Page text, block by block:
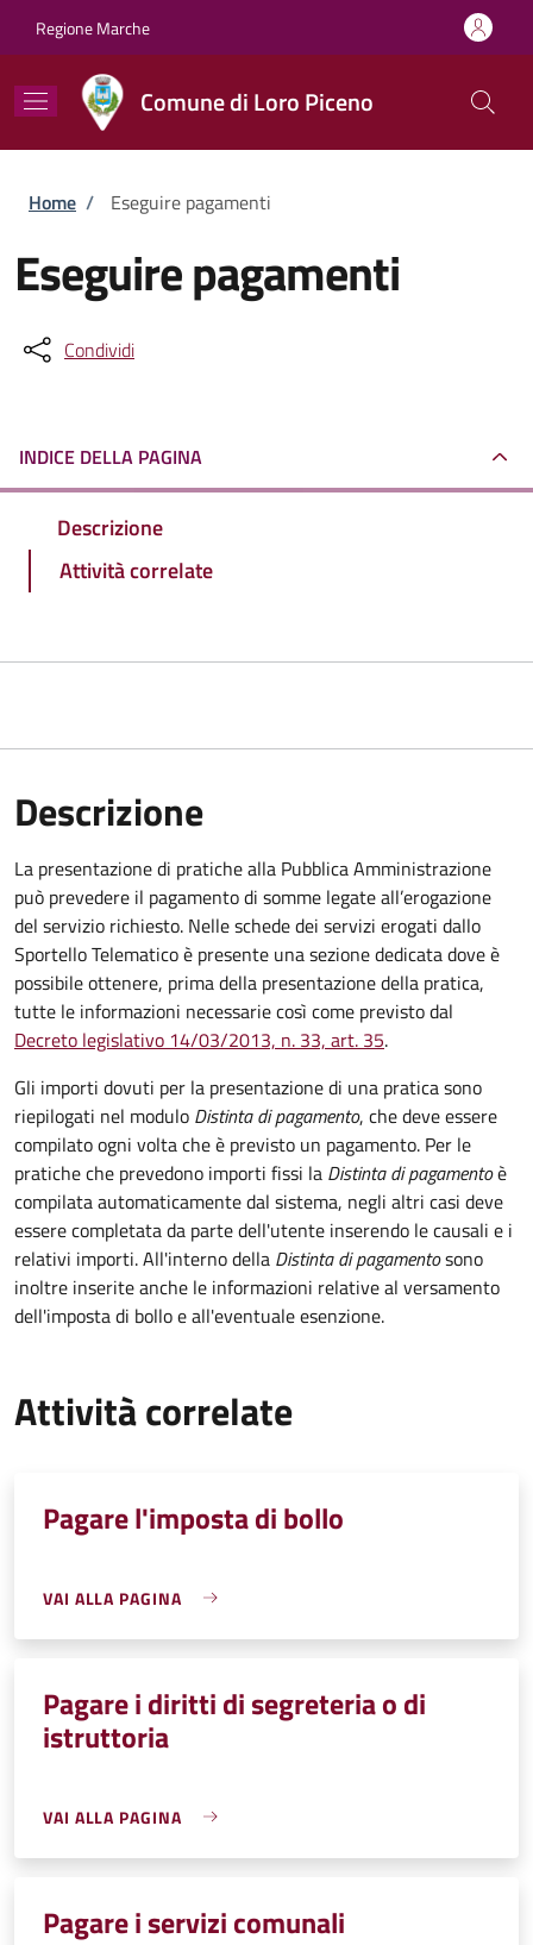
Regione Marche
Comune di Loro Piceno
Briciole di pane
Home / Eseguire pagamenti
Eseguire pagamenti
Condividi
INDICE DELLA PAGINA
Descrizione
Attività correlate
Descrizione
La presentazione di pratiche alla Pubblica Amministrazione
può prevedere il pagamento di somme legate all’erogazione
del servizio richiesto. Nelle schede dei servizi erogati dallo
Sportello Telematico è presente una sezione dedicata dove è
possibile ottenere, prima della presentazione della pratica,
tutte le informazioni necessarie così come previsto dal
Decreto legislativo 14/03/2013, n. 33, art. 35.
Gli importi dovuti per la presentazione di una pratica sono
riepilogati nel modulo Distinta di pagamento, che deve essere
compilato ogni volta che è previsto un pagamento. Per le
pratiche che prevedono importi fissi la Distinta di pagamentoè
compilata automaticamente dal sistema, negli altri casi deve
essere completata da parte dell'utente inserendo le causali e i
relativi importi.All'interno della Distinta di pagamentosono
inoltre inserite anche le informazioni relative al versamento
dell'imposta di bollo e all'eventuale esenzione.
Attività correlate
Pagare l'imposta di bollo
VAI ALLA PAGINA
Pagare i diritti di segreteria o di
istruttoria
VAI ALLA PAGINA
Pagare i servizi comunali